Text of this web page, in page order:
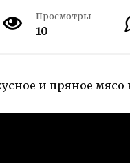
Просмотры
10